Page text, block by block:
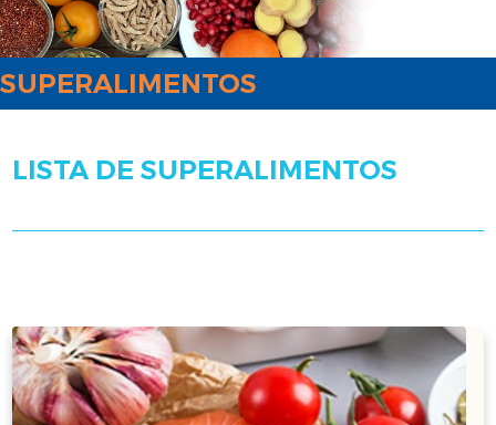
SUPERALIMENTOS
LISTA DE SUPERALIMENTOS